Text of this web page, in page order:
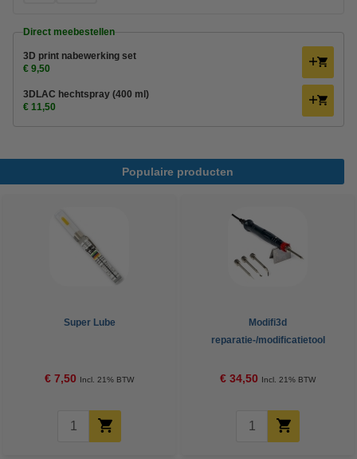
Direct meebestellen
3D print nabewerking set
€ 9,50
3DLAC hechtspray (400 ml)
€ 11,50
Populaire producten
Super Lube
€ 7,50 Incl. 21% BTW
Modifi3d
reparatie-/modificatietool
€ 34,50 Incl. 21% BTW